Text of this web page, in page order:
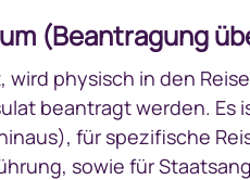
(Beantragung
wird physisch in den
beantragt werden.
für spezifische
sowie für